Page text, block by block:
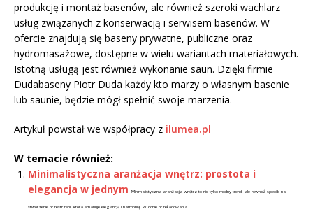
produkcję i montaż basenów, ale również szeroki wachlarz
usług związanych z konserwacją i serwisem basenów. W
ofercie znajdują się baseny prywatne, publiczne oraz
hydromasażowe, dostępne w wielu wariantach materiałowych.
Istotną usługą jest również wykonanie saun. Dzięki firmie
Dudabaseny Piotr Duda każdy kto marzy o własnym basenie
lub saunie, będzie mógł spełnić swoje marzenia.
Artykuł powstał we współpracy z ilumea.pl
W temacie również:
Minimalistyczna aranżacja wnętrz: prostota i
elegancja w jednym
Minimalistyczna aranżacja wnętrz to nie tylko modny trend, ale również sposób na
stworzenie przestrzeni, która emanuje elegancją i harmonią. W dobie przeładowania...